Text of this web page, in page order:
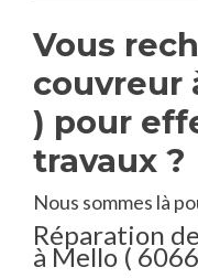
Vous
couvreur
) pour
travaux ?
Nous sommes là
Réparation
à Mello (